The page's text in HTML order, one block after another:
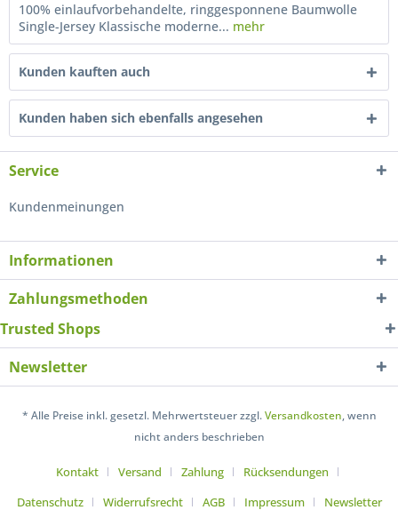
100% einlaufvorbehandelte, ringgesponnene Baumwolle
Single-Jersey Klassische moderne... mehr
Kunden kauften auch
Kunden haben sich ebenfalls angesehen
Service
Kundenmeinungen
Informationen
Zahlungsmethoden
Trusted Shops
Newsletter
* Alle Preise inkl. gesetzl. Mehrwertsteuer zzgl.Versandkosten, wenn
nicht anders beschrieben
Kontakt Versand Zahlung
Rücksendungen
Datenschutz
Widerrufsrecht AGB Impressum
Newsletter